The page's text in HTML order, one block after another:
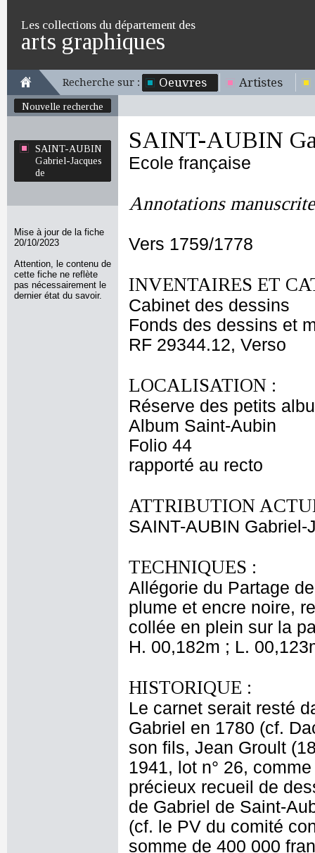
Les collections du département des
arts graphiques
Recherche sur : Oeuvres Artistes
Nouvelle recherche
SAINT-AUBIN
Gabriel-Jacques
de
Mise à jour de la fiche
20/10/2023
Attention, le contenu de
cette fiche ne reflète
pas nécessairement le
dernier état du savoir.
SAINT-AUBIN
Ecole française
Annotations
Vers 1759/1778
INVENTAIRES ET
Cabinet des dessins
Fonds des dessins et
RF 29344.12, Verso
LOCALISATION :
Réserve des petits
Album Saint-Aubin
Folio 44
rapporté au recto
ATTRIBUTION
SAINT-AUBIN Gabriel-
TECHNIQUES :
Allégorie du Partage
plume et encre noire,
collée en plein sur la
H. 00,182m ; L.
HISTORIQUE :
Le carnet serait resté
Gabriel en 1780 (cf.
son fils, Jean Groult
1941, lot n° 26,
précieux recueil de
de Gabriel de Saint-
(cf. le PV du comité
somme de 400 000